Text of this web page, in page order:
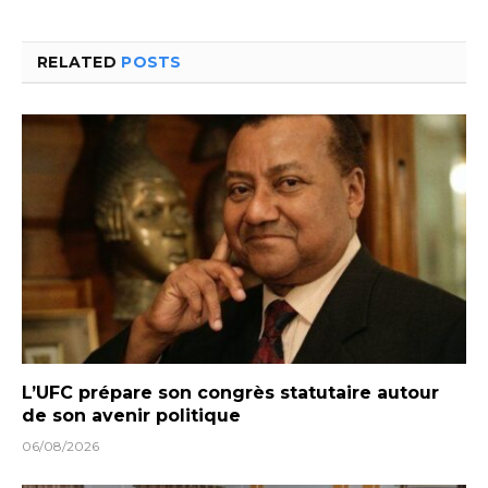
RELATED POSTS
L’UFC prépare son congrès statutaire autour
de son avenir politique
06/08/2026